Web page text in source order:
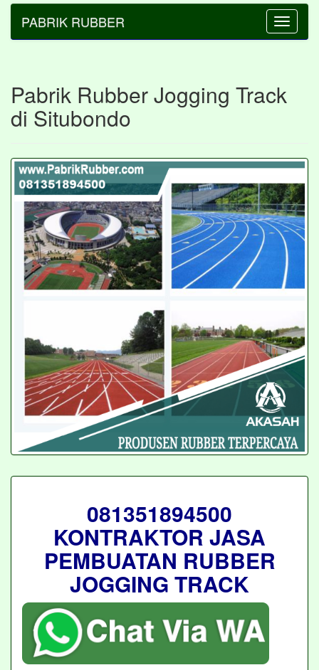
Toggle
PABRIK RUBBER
Pabrik Rubber Jogging Track
di Situbondo
081351894500
KONTRAKTOR JASA
PEMBUATAN RUBBER
JOGGING TRACK